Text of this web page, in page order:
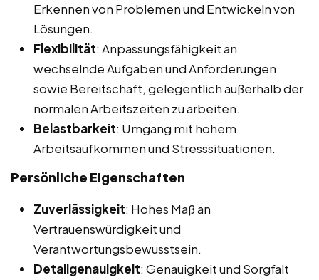
Erkennen von Problemen und Entwickeln von
Lösungen.
Flexibilität: Anpassungsfähigkeit an
wechselnde Aufgaben und Anforderungen
sowie Bereitschaft, gelegentlich außerhalb der
normalen Arbeitszeiten zu arbeiten.
Belastbarkeit: Umgang mit hohem
Arbeitsaufkommen und Stresssituationen.
Persönliche Eigenschaften
Zuverlässigkeit: Hohes Maß an
Vertrauenswürdigkeit und
Verantwortungsbewusstsein.
Detailgenauigkeit: Genauigkeit und Sorgfalt